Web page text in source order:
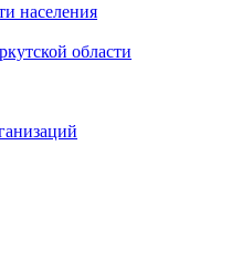
населения
области